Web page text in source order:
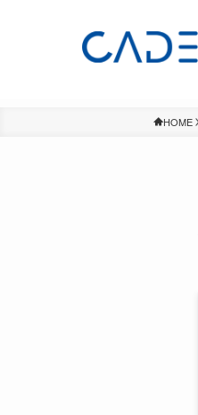
HOME